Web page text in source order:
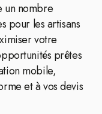
un nombre
pour les artisans
votre
prêtes
mobile,
et à vos devis